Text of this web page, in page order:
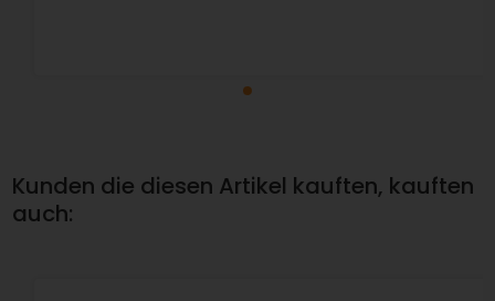
Kunden die diesen Artikel kauften, kauften
auch: